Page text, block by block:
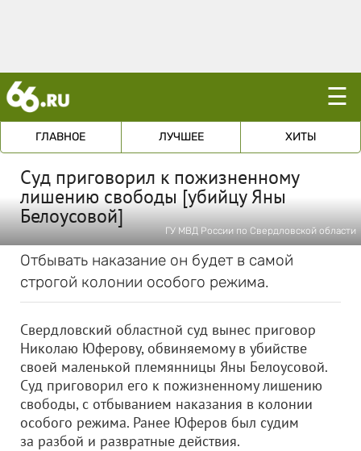
☰
ГЛАВНОЕ ЛУЧШЕЕ ХИТЫ
Суд приговорил к пожизненному
лишению свободы [убийцу Яны
Белоусовой]
ГУ МВД России по Свердловской области
Отбывать наказание он будет в самой
строгой колонии особого режима.
Свердловский областной суд вынес приговор
Николаю Юферову, обвиняемому в убийстве
своей маленькой племянницы Яны Белоусовой.
Суд приговорил его к пожизненному лишению
свободы, с отбыванием наказания в колонии
особого режима. Ранее Юферов был судим
за разбой и развратные действия.